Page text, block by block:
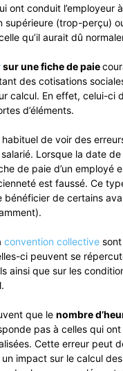
ont conduit l’employeur
supérieure (trop-perçu)
qu’il aurait dû
sur une fiche de paie
des cotisations
calcul. En effet, celui-ci
d’éléments.
habituel de voir des
salarié. Lorsque la date
de paie d’un employé
est faussé. Ce
bénéficier de certains
convention collective
ci peuvent se
ainsi que sur les
que le nombre
pas à celles qui
Cette erreur peut
impact sur le calcul